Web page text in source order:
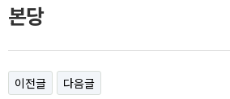
본당
이전글 다음글